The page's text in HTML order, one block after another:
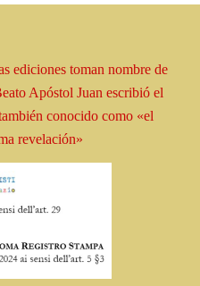
ediciones tomannombrede
ApóstolJuan escribió el
conocido como «el
revelación»